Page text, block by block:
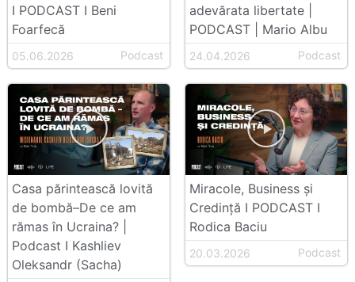
I PODCAST I Beni
Foarfecă
05.06.2026 Podcast
adevărata libertate |
PODCAST | Mario Albu
24.04.2026 Podcast
Casa părintească lovită
de bombă–De ce am
rămas în Ucraina? |
Podcast I Kashliev
Oleksandr (Sacha)
Miracole, Business și
Credință I PODCAST I
Rodica Baciu
20.03.2026 Podcast